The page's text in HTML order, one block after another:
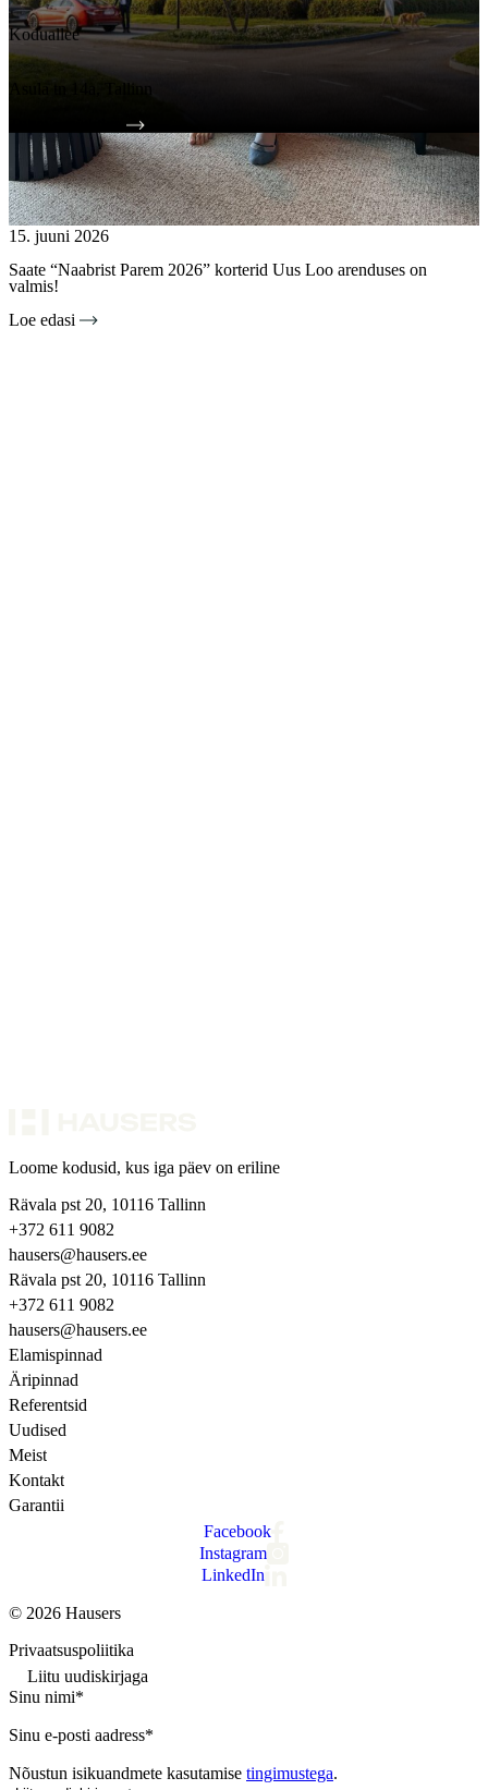
Koduallee
Asula tn 14a, Tallinn
15. juuni 2026
Saate “Naabrist Parem 2026” korterid Uus Loo arenduses on
valmis!
Loe edasi
Loome kodusid, kus iga päev on eriline
Rävala pst 20, 10116 Tallinn
+372 611 9082
hausers@hausers.ee
Rävala pst 20, 10116 Tallinn
+372 611 9082
hausers@hausers.ee
Elamispinnad
Äripinnad
Referentsid
Uudised
Meist
Kontakt
Garantii
Facebook
Instagram
LinkedIn
© 2026 Hausers
Privaatsuspoliitika
Liitu uudiskirjaga
Sinu nimi*
Sinu e-posti aadress*
Nõustun isikuandmete kasutamise tingimustega.